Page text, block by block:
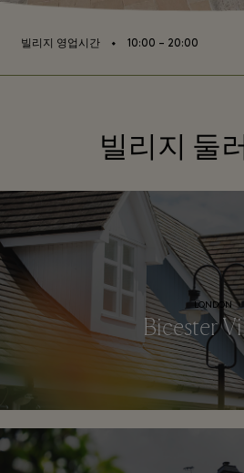
빌리지 영업시간 ⬩ 10:00 – 20:00
빌리지 둘
LONDON
Bicester